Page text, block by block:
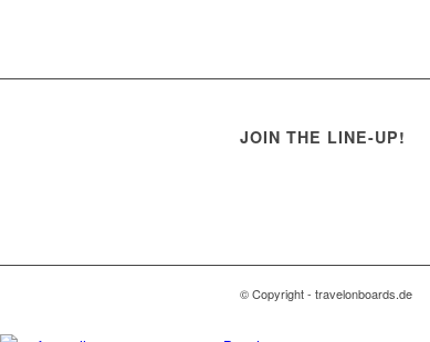
JOIN THE LINE-UP!
© Copyright - travelonboards.de